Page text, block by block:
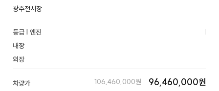
광주전시장
등급 | 엔진
|
내장
외장
차량가 106,460,000원 96,460,000원